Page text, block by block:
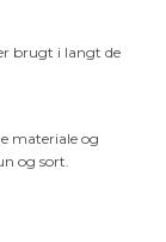
brugt i langt de
materiale og
og sort.